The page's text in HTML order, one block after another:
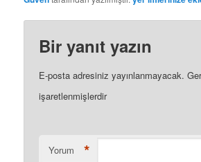
Bir yanıt yazın
E-posta adresiniz yayınlanmayacak.
işaretlenmişlerdir
Yorum *